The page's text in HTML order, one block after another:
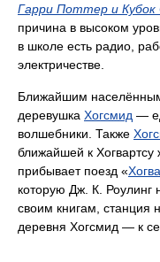
Гарри Поттер и Кубок
причина в высоком
в школе есть радио,
электричестве.
Ближайшим
деревушка Хогсмид —
волшебники. Также
ближайшей к
прибывает поезд «
которую Дж. К.
своим книгам, станция
деревня Хогсмид — к